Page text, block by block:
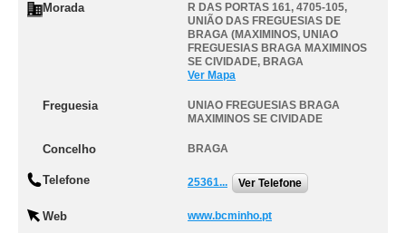
Morada
R DAS PORTAS 161, 4705-105,
UNIÃO DAS FREGUESIAS DE
BRAGA (MAXIMINOS, UNIAO
FREGUESIAS BRAGA MAXIMINOS
SE CIVIDADE, BRAGA
Ver Mapa
Freguesia
UNIAO FREGUESIAS BRAGA
MAXIMINOS SE CIVIDADE
Concelho BRAGA
Telefone 25361... Ver Telefone
Web www.bcminho.pt